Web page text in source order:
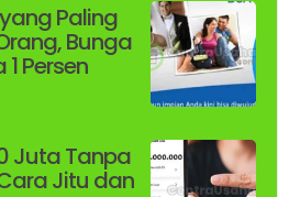
Paling
Bunga
Persen
Juta Tanpa
Jitu dan